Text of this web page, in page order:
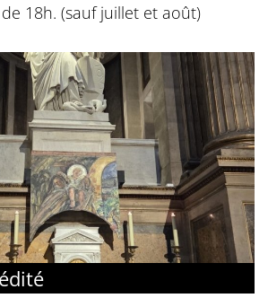
18h. (sauf juillet et août)